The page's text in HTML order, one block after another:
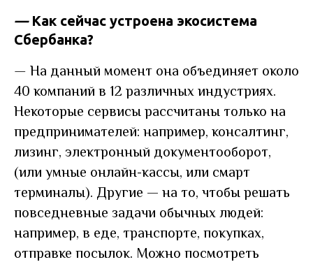
—Как сейчас устроена экосистема
Сбербанка?
— На данный момент она объединяет около
40 компаний в 12 различных индустриях.
Некоторые сервисы рассчитаны только на
предпринимателей: например, консалтинг,
лизинг, электронный документооборот,
(или умные онлайн-кассы, или смарт
терминалы). Другие — на то, чтобы решать
повседневные задачи обычных людей:
например, в еде, транспорте, покупках,
отправке посылок. Можно посмотреть